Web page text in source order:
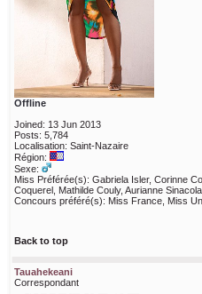
Offline
Joined: 13 Jun 2013
Posts: 5,784
Localisation: Saint-Nazaire
Région:
Sexe:
Miss Préférée(s): Gabriela Isler, Corinne
Coquerel, Mathilde Couly, Aurianne Sinacola
Concours préféré(s): Miss France, Miss
Back to top
Tauahekeani
Correspondant